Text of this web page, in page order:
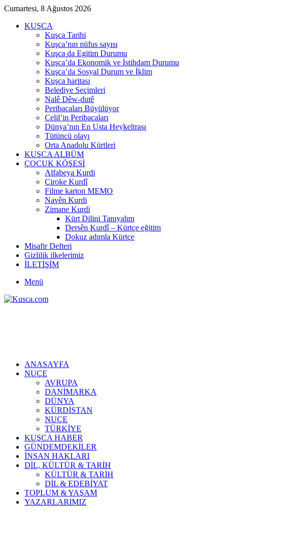
Cumartesi, 8 Ağustos 2026
KUŞCA
Kuşca Tarihi
Kuşca’nın nüfus sayısı
Kuşca da Egitim Durumu
Kuşca’da Ekonomik ve İstihdam Durumu
Kuşca’da Sosyal Durum ve İklim
Kuşca haritası
Belediye Seçimleri
Nalê Dêw-dutê
Peribacaları Büyülüyor
Celil’in Peribacaları
Dünya’nın En Usta Heykeltraşı
Tütüncü olayı
Orta Anadolu Kürtleri
KUŞCA ALBÜM
ÇOCUK KÖŞESİ
Alfabeya Kurdi
Çiroke Kurdî
Filme karton MEMO
Navên Kurdi
Zimane Kurdi
Kürt Dilini Tanıyalım
Dersên Kurdî – Kürtçe eğitim
Dokuz adımla Kürtçe
Misafir Defteri
Gizlilik ilkelerimiz
İLETİŞİM
Menü
ANASAYFA
NUÇE
AVRUPA
DANİMARKA
DÜNYA
KÜRDİSTAN
NUÇE
TÜRKİYE
KUŞCA HABER
GÜNDEMDEKİLER
İNSAN HAKLARI
DİL, KÜLTÜR & TARİH
KÜLTÜR & TARİH
DİL & EDEBİYAT
TOPLUM & YAŞAM
YAZARLARIMIZ